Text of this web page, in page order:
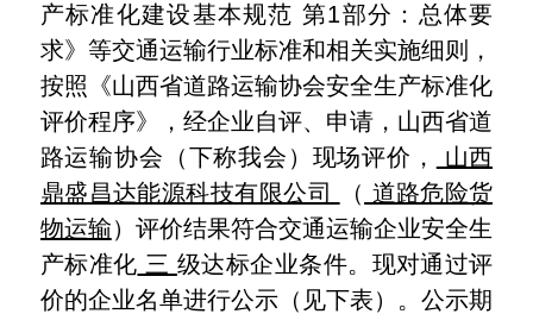
产标准化建设基本规范 第1部分：总体要
求》等交通运输行业标准和相关实施细则，
按照《山西省道路运输协会安全生产标准化
评价程序》，经企业自评、申请，山西省道
路运输协会（下称我会）现场评价，
山西
鼎盛昌达能源科技有限公司
（ 道路危险货
物运输）评价结果符合交通运输企业安全生
产标准化 三 级达标企业条件。现对通过评
价的企业名单进行公示（见下表）。公示期